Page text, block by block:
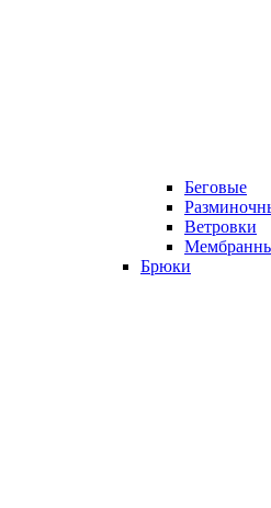
Беговые
Ветровки
Брюки